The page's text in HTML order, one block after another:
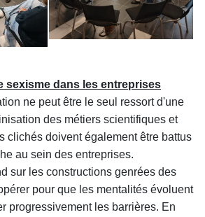
sexisme dans les entreprises
ne peut être le seul ressort d'une
des métiers scientifiques et
clichés doivent également être battus
au sein des entreprises.
sur les constructions genrées des
pour que les mentalités évoluent
progressivement les barrières. En